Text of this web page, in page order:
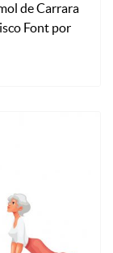
de Carrara
Font por